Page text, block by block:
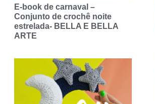
E-book de carnaval –
Conjunto de crochê noite
estrelada- BELLA E BELLA
ARTE